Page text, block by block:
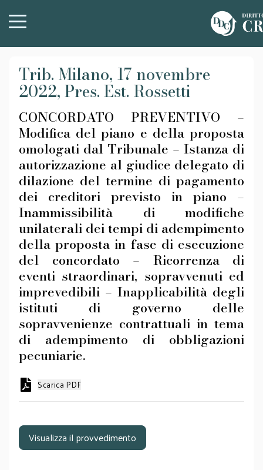
Trib. Milano, 17 novembre
2022, Pres. Est. Rossetti
CONCORDATO PREVENTIVO –
Modifica del piano e della proposta
omologati dal Tribunale – Istanza di
autorizzazione al giudice delegato di
dilazione del termine di pagamento
dei creditori previsto in piano –
Inammissibilità di modifiche
unilaterali dei tempi di adempimento
della proposta in fase di esecuzione
del concordato – Ricorrenza di
eventi straordinari, sopravvenuti ed
imprevedibili – Inapplicabilità degli
istituti di governo delle
sopravvenienze contrattuali in tema
di adempimento di obbligazioni
pecuniarie.
Scarica PDF
Visualizza il provvedimento